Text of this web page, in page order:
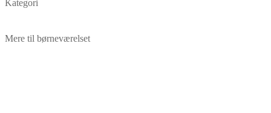
Kategori
Mere til børneværelset